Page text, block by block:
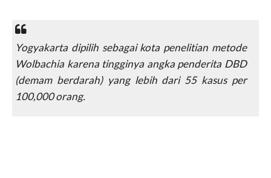
Yogyakarta dipilih sebagai kota penelitian metode
Wolbachia karena tingginya angka penderita DBD
(demam berdarah) yang lebih dari 55 kasus per
100,000 orang.